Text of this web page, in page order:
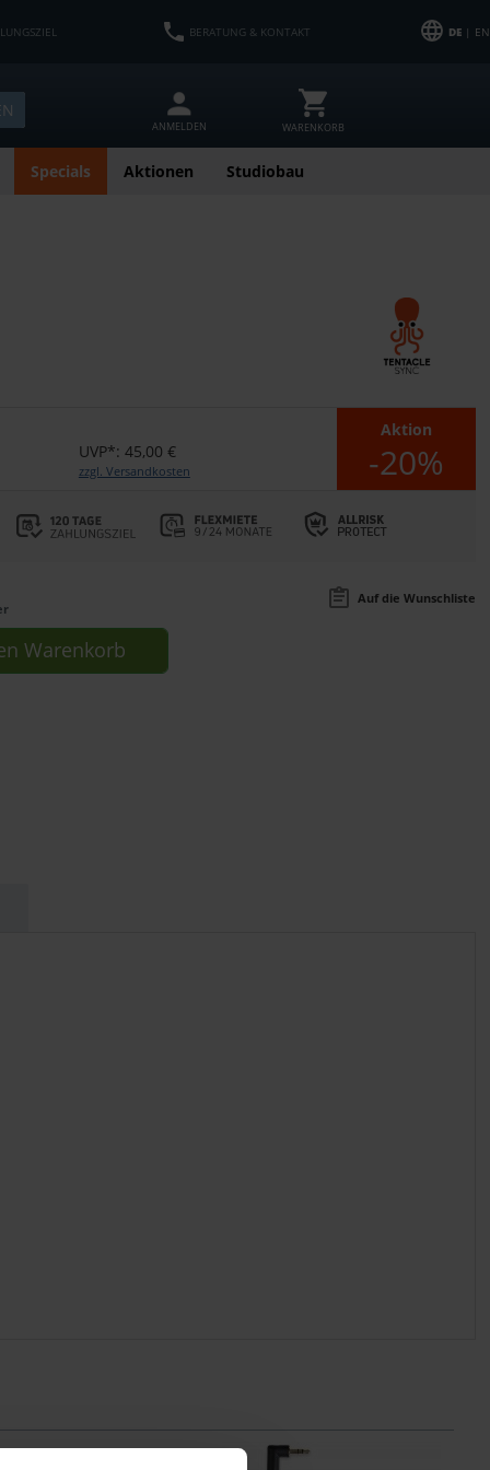
BERATUNG & KONTAKT DE| EN
ANMELDEN WARENKORB
Specials Aktionen Studiobau
UVP*: 45,00 €
zzgl. Versandkosten
Aktion
-20%
Auf die Wunschliste
Warenkorb